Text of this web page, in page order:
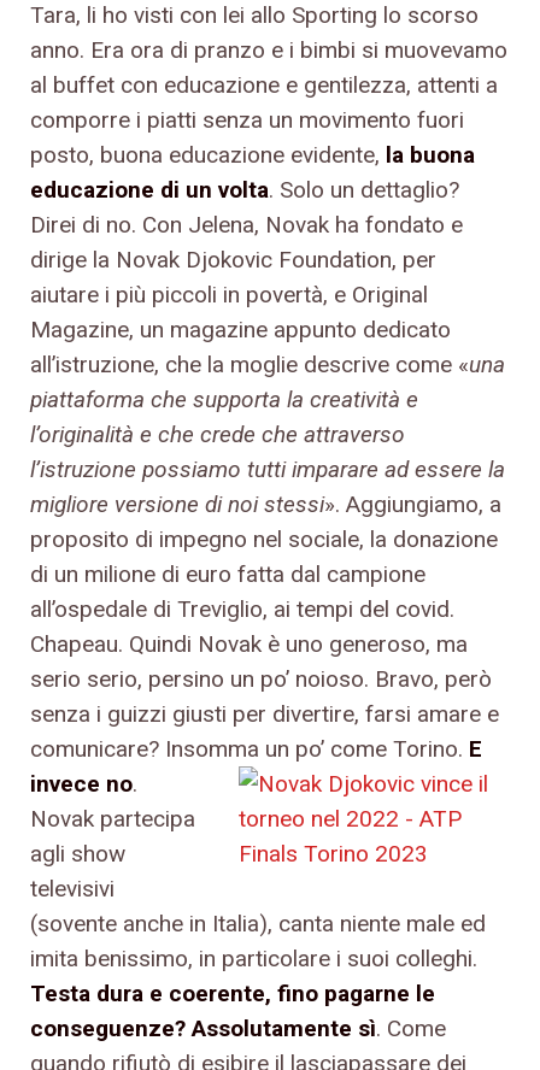
Tara, li ho visti con lei allo Sporting lo scorso
anno. Era ora di pranzo e i bimbi si muovevamo
al buffet con educazione e gentilezza, attenti a
comporre i piatti senza un movimento fuori
posto, buona educazione evidente, la buona
educazione di un volta. Solo un dettaglio?
Direi di no. Con Jelena, Novak ha fondato e
dirige la Novak Djokovic Foundation, per
aiutare i più piccoli in povertà, e Original
Magazine, un magazine appunto dedicato
all’istruzione, che la moglie descrive come «una
piattaforma che supporta la creatività e
l’originalità e che crede che attraverso
l’istruzione possiamo tutti imparare ad essere la
migliore versione di noi stessi». Aggiungiamo, a
proposito di impegno nel sociale, la donazione
di un milione di euro fatta dal campione
all’ospedale di Treviglio, ai tempi del covid.
Chapeau. Quindi Novak è uno generoso, ma
serio serio, persino un po’ noioso. Bravo, però
senza i guizzi giusti per divertire, farsi amare e
comunicare? Insomma un po’ come Torino. E
invece no.
Novak partecipa
agli show
televisivi
(sovente anche in Italia), canta niente male ed
imita benissimo, in particolare i suoi colleghi.
Testa dura e coerente, fino pagarne le
conseguenze? Assolutamente sì. Come
quando rifiutò di esibire il lasciapassare dei